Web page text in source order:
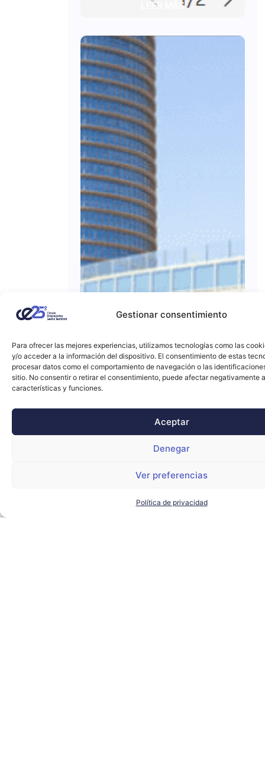
Gestionar consentimiento
Para ofrecer las mejores experiencias, utilizamos tecnologías como las
y/o acceder a la información del dispositivo. El consentimiento de estas
procesar datos como el comportamiento de navegación o las
sitio. No consentir o retirar el consentimiento, puede afectar negativamente
características y funciones.
Aceptar
Denegar
Ver preferencias
Política de privacidad
LEER MÁS